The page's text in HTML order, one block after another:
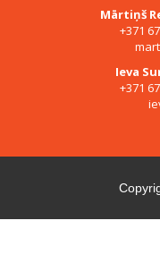
Mārtiņš
+371
Ieva
+371